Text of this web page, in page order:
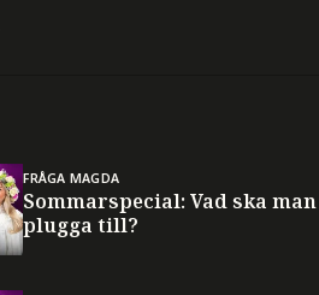
FRÅGA MAGDA
Sommarspecial: Vad ska man
plugga till?